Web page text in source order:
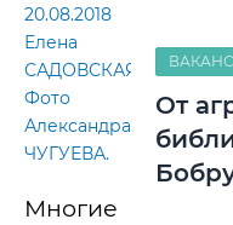
20.08.2018
Елена
САДОВСКАЯ.
Фото
Александра
ЧУГУЕВА.
Многие
От